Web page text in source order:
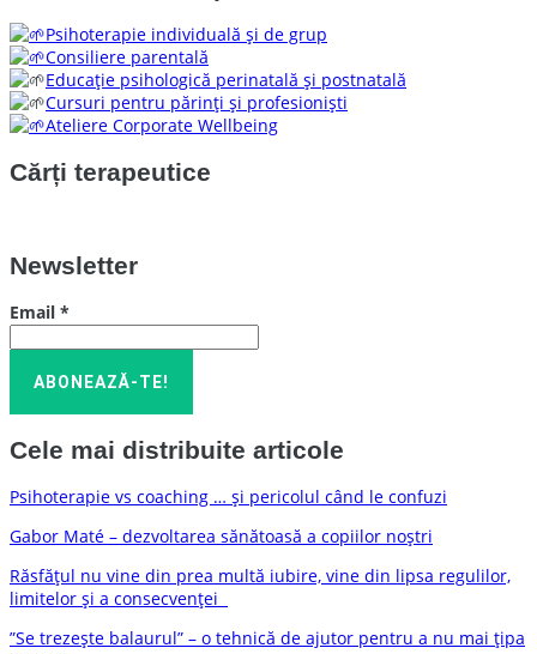
Psihoterapie individuală și de grup
Consiliere parentală
Educație psihologică perinatală și postnatală
Cursuri pentru părinți și profesioniști
Ateliere Corporate Wellbeing
Cărți terapeutice
Newsletter
Email *
Cele mai distribuite articole
Psihoterapie vs coaching … și pericolul când le confuzi
Gabor Maté – dezvoltarea sănătoasă a copiilor noștri
Răsfățul nu vine din prea multă iubire, vine din lipsa regulilor,
limitelor și a consecvenței
”Se trezește balaurul” – o tehnică de ajutor pentru a nu mai țipa